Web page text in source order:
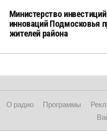
Министерство
инноваций Подмосковья
жителей района
О радио Программы